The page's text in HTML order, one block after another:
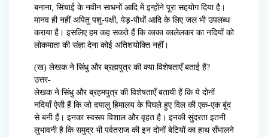
बनाना, सिंचाई के नवीन साधनों आदि में इन्होंने पूरा सहयोग दिया है।
मानव ही नहीं अपितु पशु-पक्षी, पेड़-पौधों आदि के लिए जल भी उपलब्ध
कराया है। इसलिए हम कह सकते हैं कि काका कालेलकर का नदियों को
लोकमाता की संज्ञा देना कोई अतिशयोक्ति नहीं।
(ख) लेखक ने सिंधु और ब्रह्मपुत्र की क्या विशेषताएँ बताई हैं?
उत्तर-
लेखक ने सिंधु और ब्रहमपुत्र की विशेषताएँ बतायी हैं कि ये दोनों
नदियाँ ऐसी हैं कि जो दयालु हिमालय के पिघले हुए दिल की एक-एक बूंद
से बनी हैं। इनका स्वरूप विशाल और वृहत है। इनकी सुंदरता इतनी
लुभावनी है कि समुद्र भी पर्वतराज की इन दोनों बेटियों का हाथ सँभालने